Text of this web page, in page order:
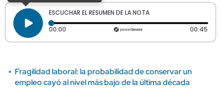
ESCUCHAR EL RESUMEN DE LA NOTA
00:00 Tiempo transcurrido: 0 segundos 00:45
Fragilidad laboral: la probabilidad de conservar un
empleo cayó al nivel más bajo de la última década